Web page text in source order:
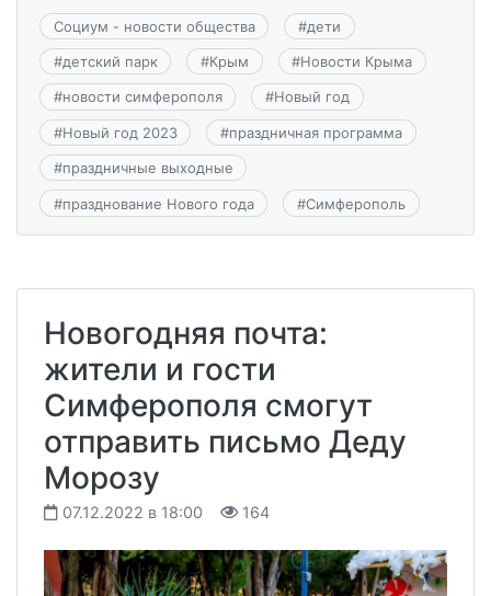
Социум - новости общества #дети
#детский парк #Крым #Новости Крыма
#новости симферополя #Новый год
#Новый год 2023 #праздничная программа
#праздничные выходные
#празднование Нового года #Симферополь
Новогодняя почта:
жители и гости
Симферополя смогут
отправить письмо Деду
Морозу
07.12.2022 в 18:00 164